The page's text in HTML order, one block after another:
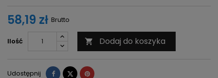
58,19 zł Brutto
Ilość  Dodaj do koszyka
Udostępnij Udostępnij
TweetujPinterest